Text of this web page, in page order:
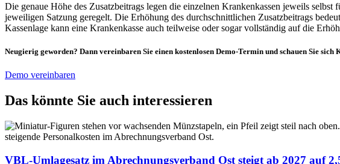
Die genaue Höhe des Zusatzbeitrags legen die einzelnen Krankenkassen jeweils
jeweiligen Satzung geregelt. Die Erhöhung des durchschnittlichen Zusatzbeitrags
Kassenlage kann eine Krankenkasse auch teilweise oder sogar vollständig auf die
Neugierig geworden? Dann vereinbaren Sie einen kostenlosen Demo-Termin und schauen Sie sich
Demo vereinbaren
Das könnte Sie auch interessieren
VBL-Umlagesatz im Abrechnungsverband Ost steigt ab 2027 auf